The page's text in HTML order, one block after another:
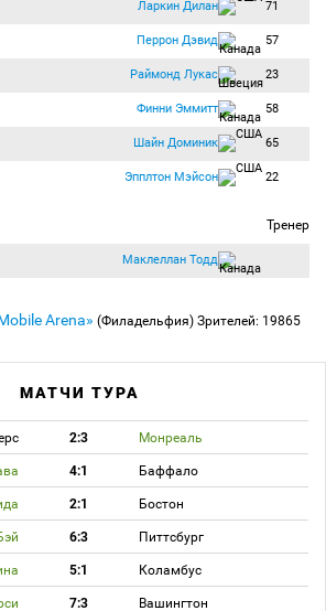
Ларкин Дилан 71
Перрон Дэвид 57
Раймонд Лукас 23
Финни Эммитт 58
Шайн Доминик 65
Эпплтон Мэйсон 22
Тренер
Маклеллан Тодд
Arena» (Филадельфия) Зрителей: 19865
МАТЧИ ТУРА
2:3 Монреаль
4:1 Баффало
2:1 Бостон
6:3 Питтсбург
5:1 Коламбус
7:3 Вашингтон